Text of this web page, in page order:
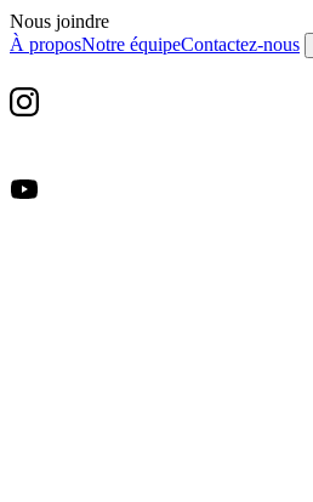
Nous joindre
À proposNotre équipeContactez-nous